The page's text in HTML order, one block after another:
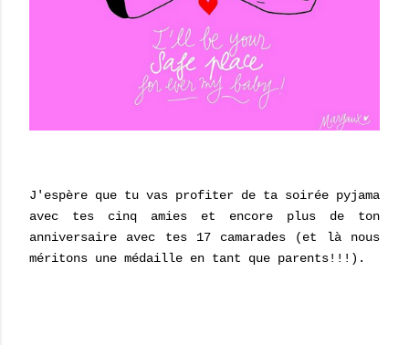
J'espère que tu vas profiter de ta soirée pyjama
avec tes cinq amies et encore plus de ton
anniversaire avec tes 17 camarades (et là nous
méritons une médaille en tant que parents!!!).